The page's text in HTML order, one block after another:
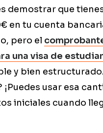
demostrar que
en tu cuenta
pero el
una visa de
y bien estructurado.
usar esa
iniciales cuando